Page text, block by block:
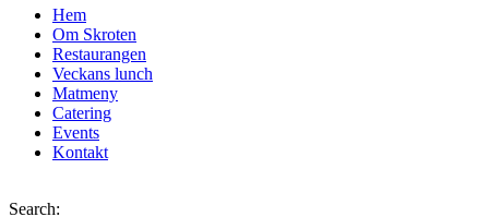
Hem
Om Skroten
Restaurangen
Veckans lunch
Matmeny
Catering
Events
Kontakt
Search: